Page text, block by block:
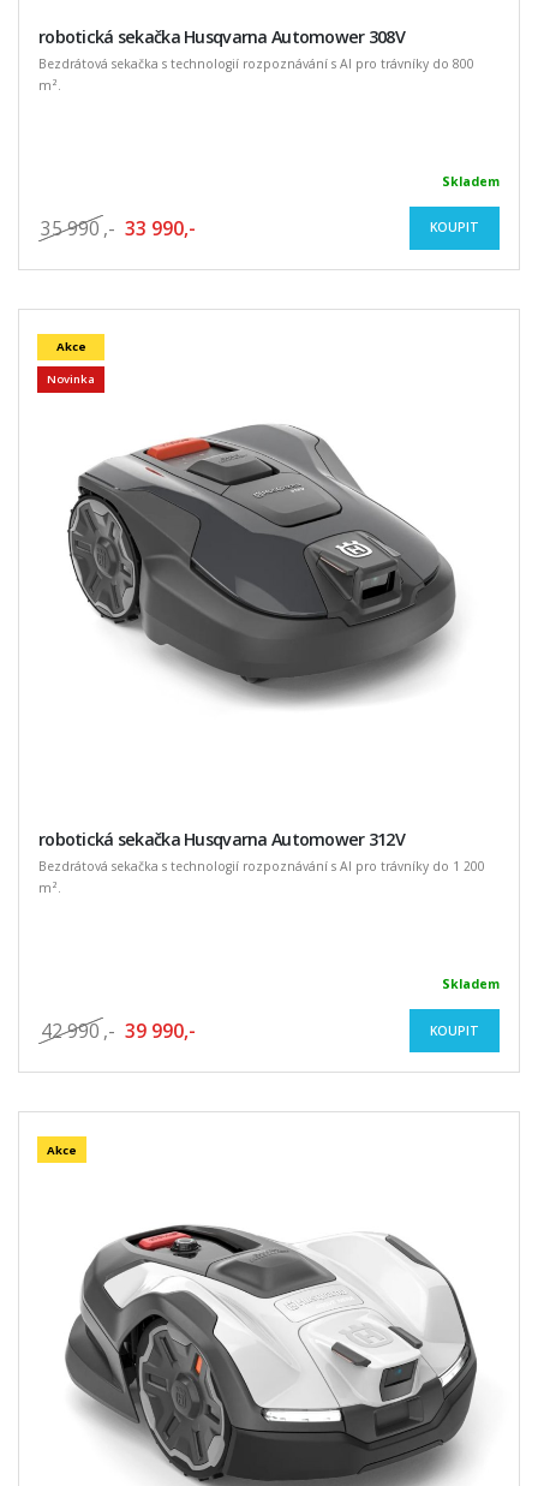
robotická sekačka Husqvarna Automower 308V
Bezdrátová sekačka s technologií rozpoznávání s AI pro trávníky do 800
m².
Skladem
35 990 ,- 33 990,- KOUPIT
Akce
Novinka
robotická sekačka Husqvarna Automower 312V
Bezdrátová sekačka s technologií rozpoznávání s AI pro trávníky do 1 200
m².
Skladem
42 990 ,- 39 990,- KOUPIT
Akce